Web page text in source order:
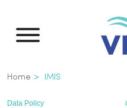
main
Breadcrumb
Home IMIS
Data Policy